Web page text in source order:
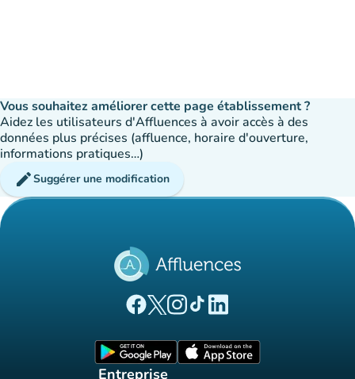
Vous souhaitez améliorer cette page établissement ?
Aidez les utilisateurs d'Affluences à avoir accès à des
données plus précises (affluence, horaire d'ouverture,
informations pratiques…)
editSuggérer une modification
(nouvel onglet)
(nouvel onglet)
(nouvel onglet)
(nouvel onglet)
(nouvel onglet)
Entreprise